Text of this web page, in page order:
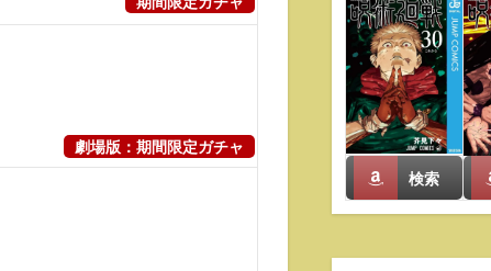
劇場版：期間限定ガチャ
検索